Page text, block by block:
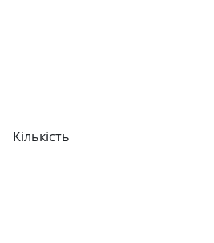
Кількість